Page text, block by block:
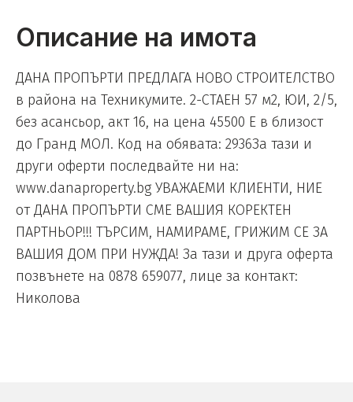
Описание на имота
ДАНА ПРОПЪРТИ ПРЕДЛАГА НОВО СТРОИТЕЛСТВО
в района на Техникумите. 2-СТАЕН 57 м2, ЮИ, 2/5,
без асансьор, акт 16, на цена 45500 Е в близост
до Гранд МОЛ. Код на обявата: 2936За тази и
други оферти последвайте ни на:
www.danaproperty.bg УВАЖАЕМИ КЛИЕНТИ, НИЕ
от ДАНА ПРОПЪРТИ СМЕ ВАШИЯ КОРЕКТЕН
ПАРТНЬОР!!! ТЪРСИМ, НАМИРАМЕ, ГРИЖИМ СЕ ЗА
ВАШИЯ ДОМ ПРИ НУЖДА! За тази и друга оферта
позвънете на 0878 659077, лице за контакт:
Николова